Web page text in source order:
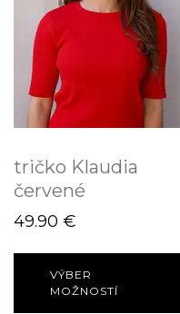
tričko Klaudia
červené
49.90 €
VÝBER
MOŽNOSTÍ